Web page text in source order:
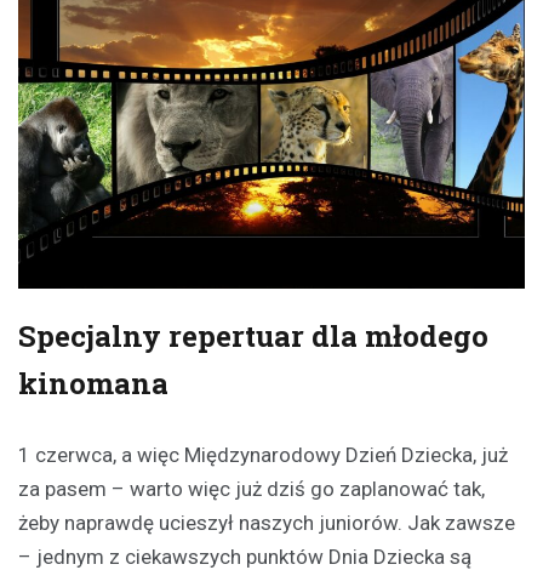
Specjalny repertuar dla młodego
kinomana
1 czerwca, a więc Międzynarodowy Dzień Dziecka, już
za pasem – warto więc już dziś go zaplanować tak,
żeby naprawdę ucieszył naszych juniorów. Jak zawsze
– jednym z ciekawszych punktów Dnia Dziecka są